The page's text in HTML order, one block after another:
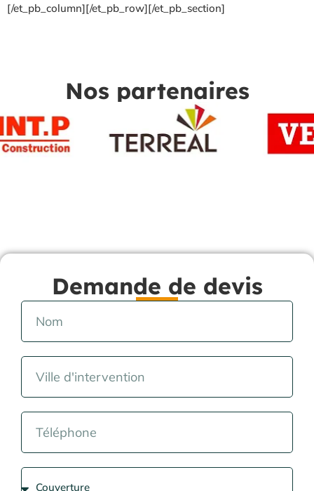
[/et_pb_column][/et_pb_row][/et_pb_section]
Nos partenaires
Demande de devis